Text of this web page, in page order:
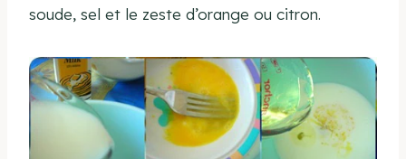
soude, sel et le zeste d’orange ou citron.